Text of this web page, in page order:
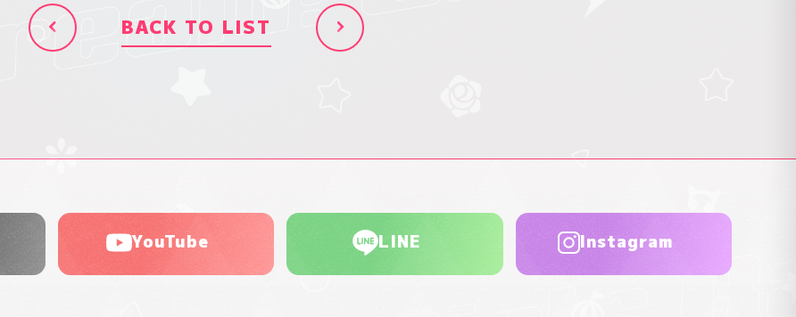
BACK TO LIST
YouTube LINE Instagram